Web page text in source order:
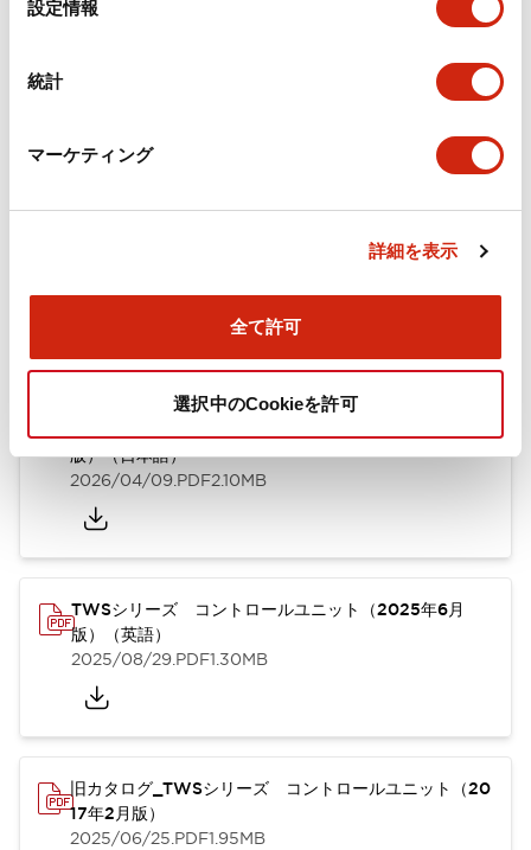
設定情報
統計
マーケティング
詳細を表示
全て許可
選択中のCookieを許可
規格・認証 技術文書
版）（日本語）
2026/04/09.PDF2.10MB
TWSシリーズ コントロールユニット（2025年6月
版）（英語）
2025/08/29.PDF1.30MB
旧カタログ_TWSシリーズ コントロールユニット（20
17年2月版）
2025/06/25.PDF1.95MB